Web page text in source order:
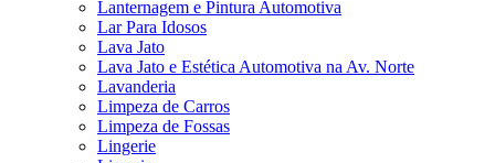
Lanternagem e Pintura Automotiva
Lar Para Idosos
Lava Jato
Lava Jato e Estética Automotiva na Av. Norte
Lavanderia
Limpeza de Carros
Limpeza de Fossas
Lingerie